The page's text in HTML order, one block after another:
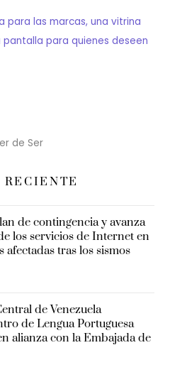
para las marcas, una vitrina
para quienes deseen
de Ser
de contingencia y avanza
los servicios de Internet en
afectadas tras los sismos
de Venezuela
de Lengua Portuguesa
alianza con la Embajada de